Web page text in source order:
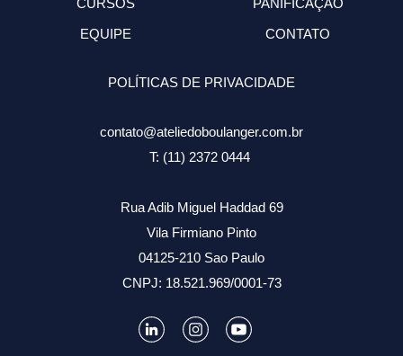
EQUIPE
CONTATO
POLÍTICAS DE PRIVACIDADE
contato@ateliedoboulanger.com.br
T: (11) 2372 0444
Rua Adib Miguel Haddad 69
Vila Firmiano Pinto
04125-210 Sao Paulo
CNPJ: 18.521.969/0001-73